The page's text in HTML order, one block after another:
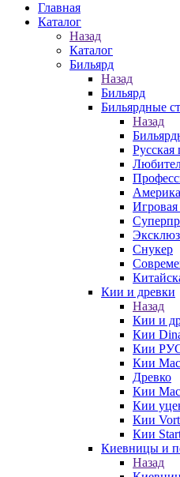
Главная
Каталог
Назад
Каталог
Бильярд
Назад
Бильярд
Бильярдные
Назад
Русская
Игровая
Снукер
Кии и древки
Назад
Кии и
Кии
Кии
Кии
Древко
Кии
Кии
Кии
Кии
Киевницы и
Назад